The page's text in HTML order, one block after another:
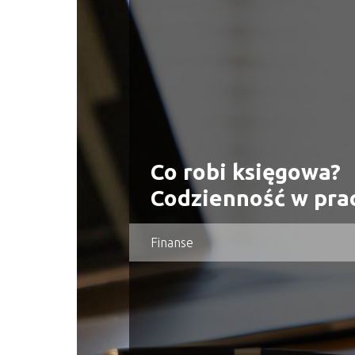
Co robi księgowa?
Codzienność w
Finanse